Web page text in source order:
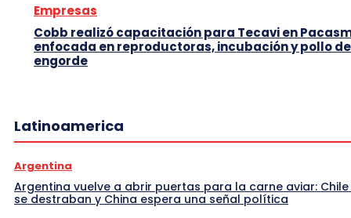
Empresas
Cobb realizó capacitación para Tecavi en
enfocada en reproductoras, incubación y pollo de
engorde
Latinoamerica
Argentina
Argentina vuelve a abrir puertas para la carne aviar: Chile
se destraban y China espera una señal política